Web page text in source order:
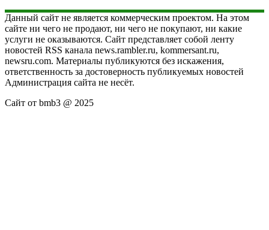
Данный сайт не является коммерческим проектом. На этом
сайте ни чего не продают, ни чего не покупают, ни какие
услуги не оказываются. Сайт представляет собой ленту
новостей RSS канала news.rambler.ru, kommersant.ru,
newsru.com. Материалы публикуются без искажения,
ответственность за достоверность публикуемых новостей
Администрация сайта не несёт.
Сайт от bmb3 @ 2025